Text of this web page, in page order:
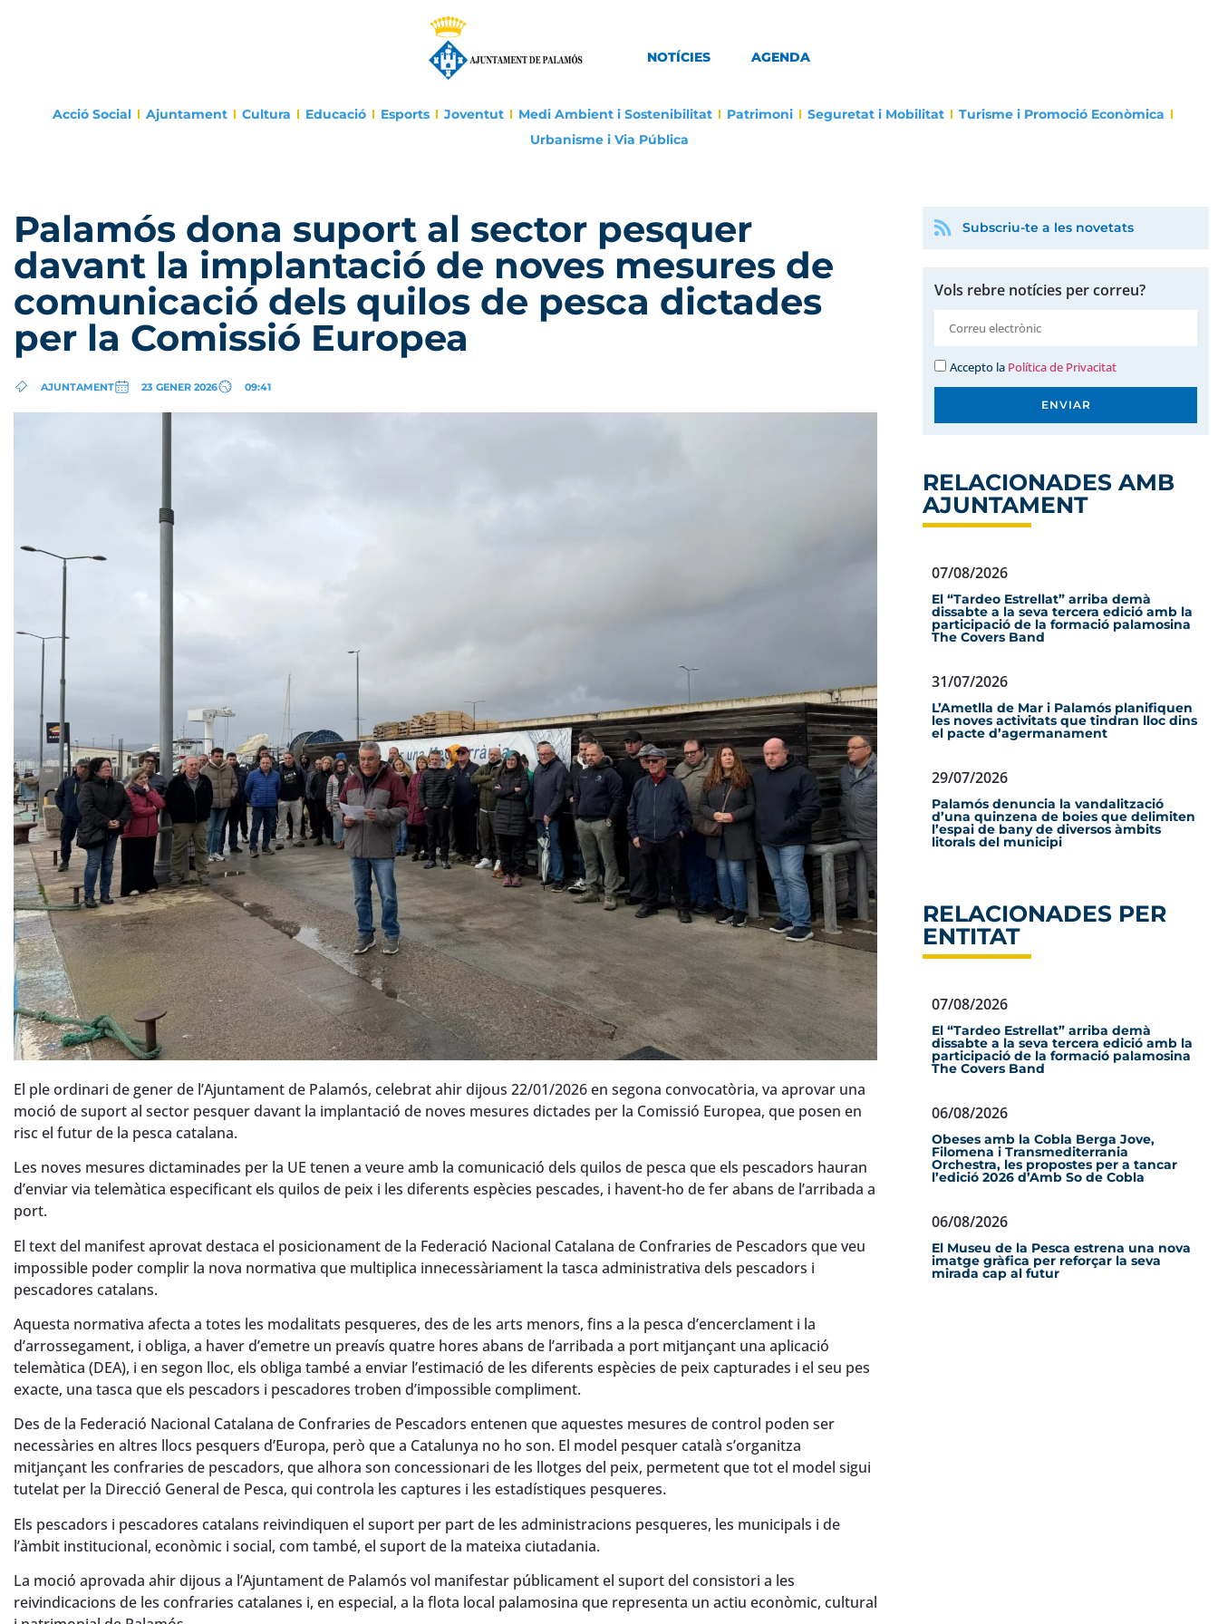
NOTÍCIES AGENDA
Acció Social Ajuntament Cultura Educació Esports Joventut Medi Ambient i Sostenibilitat Patrimoni Seguretat i Mobilitat
Turisme i Promoció Econòmica
Urbanisme i Via Pública
Palamós dona suport al sector pesquer
davant la implantació de noves mesures de
comunicació dels quilos de pesca dictades
per la Comissió Europea
AJUNTAMENT 23 GENER 2026 09:41
El ple ordinari de gener de l’Ajuntament de Palamós, celebrat ahir dijous 22/01/2026 en segona convocatòria, va aprovar una
moció de suport al sector pesquer davant la implantació de noves mesures dictades per la Comissió Europea, que posen en
risc el futur de la pesca catalana.
Les noves mesures dictaminades per la UE tenen a veure amb la comunicació dels quilos de pesca que els pescadors hauran
d’enviar via telemàtica especificant els quilos de peix i les diferents espècies pescades, i havent-ho de fer abans de l’arribada a
port.
El text del manifest aprovat destaca el posicionament de la Federació Nacional Catalana de Confraries de Pescadors que veu
impossible poder complir la nova normativa que multiplica innecessàriament la tasca administrativa dels pescadors i
pescadores catalans.
Aquesta normativa afecta a totes les modalitats pesqueres, des de les arts menors, fins a la pesca d’encerclament i la
d’arrossegament, i obliga, a haver d’emetre un preavís quatre hores abans de l’arribada a port mitjançant una aplicació
telemàtica (DEA), i en segon lloc, els obliga també a enviar l’estimació de les diferents espècies de peix capturades i el seu pes
exacte, una tasca que els pescadors i pescadores troben d’impossible compliment.
Des de la Federació Nacional Catalana de Confraries de Pescadors entenen que aquestes mesures de control poden ser
necessàries en altres llocs pesquers d’Europa, però que a Catalunya no ho son. El model pesquer català s’organitza
mitjançant les confraries de pescadors, que alhora son concessionari de les llotges del peix, permetent que tot el model sigui
tutelat per la Direcció General de Pesca, qui controla les captures i les estadístiques pesqueres.
Els pescadors i pescadores catalans reivindiquen el suport per part de les administracions pesqueres, les municipals i de
l’àmbit institucional, econòmic i social, com també, el suport de la mateixa ciutadania.
La moció aprovada ahir dijous a l’Ajuntament de Palamós vol manifestar públicament el suport del consistori a les
reivindicacions de les confraries catalanes i, en especial, a la flota local palamosina que representa un actiu econòmic, cultural
Subscriu-te a les novetats
Vols rebre notícies per correu?
Accepto la Política de Privacitat
ENVIAR
RELACIONADES AMB
AJUNTAMENT
07/08/2026
El “Tardeo Estrellat” arriba demà
dissabte a la seva tercera edició amb la
participació de la formació palamosina
The Covers Band
31/07/2026
L’Ametlla de Mar i Palamós planifiquen
les noves activitats que tindran lloc dins
el pacte d’agermanament
29/07/2026
Palamós denuncia la vandalització
d’una quinzena de boies que delimiten
l’espai de bany de diversos àmbits
litorals del municipi
RELACIONADES PER
ENTITAT
07/08/2026
El “Tardeo Estrellat” arriba demà
dissabte a la seva tercera edició amb la
participació de la formació palamosina
The Covers Band
06/08/2026
Obeses amb la Cobla Berga Jove,
Filomena i Transmediterrania
Orchestra, les propostes per a tancar
l’edició 2026 d’Amb So de Cobla
06/08/2026
El Museu de la Pesca estrena una nova
imatge gràfica per reforçar la seva
mirada cap al futur